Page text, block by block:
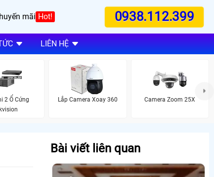
mãi Hot! 0938.112.399
LIÊN HỆ
2 Ổ Cứng
Lắp Camera Xoay 360 Camera Zoom 25X
Bài viết liên quan